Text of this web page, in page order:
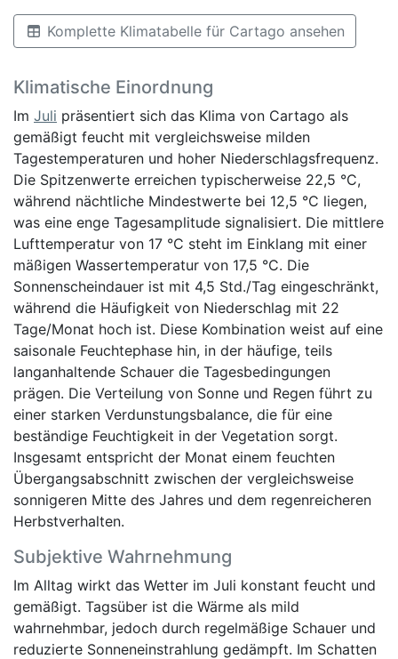
Komplette Klimatabelle für Cartago ansehen
Klimatische Einordnung
Im Juli präsentiert sich das Klima von Cartago als
gemäßigt feucht mit vergleichsweise milden
Tagestemperaturen und hoher Niederschlagsfrequenz.
Die Spitzenwerte erreichen typischerweise 22,5 °C,
während nächtliche Mindestwerte bei 12,5 °C liegen,
was eine enge Tagesamplitude signalisiert. Die mittlere
Lufttemperatur von 17 °C steht im Einklang mit einer
mäßigen Wassertemperatur von 17,5 °C. Die
Sonnenscheindauer ist mit 4,5 Std./Tag eingeschränkt,
während die Häufigkeit von Niederschlag mit 22
Tage/Monat hoch ist. Diese Kombination weist auf eine
saisonale Feuchtephase hin, in der häufige, teils
langanhaltende Schauer die Tagesbedingungen
prägen. Die Verteilung von Sonne und Regen führt zu
einer starken Verdunstungsbalance, die für eine
beständige Feuchtigkeit in der Vegetation sorgt.
Insgesamt entspricht der Monat einem feuchten
Übergangsabschnitt zwischen der vergleichsweise
sonnigeren Mitte des Jahres und dem regenreicheren
Herbstverhalten.
Subjektive Wahrnehmung
Im Alltag wirkt das Wetter im Juli konstant feucht und
gemäßigt. Tagsüber ist die Wärme als mild
wahrnehmbar, jedoch durch regelmäßige Schauer und
reduzierte Sonneneinstrahlung gedämpft. Im Schatten